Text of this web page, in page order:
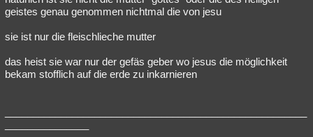
geistes genau genommen nichtmal die von jesu
sie ist nur die fleischlieche mutter
das heist sie war nur der gefäs geber wo jesus die möglichkeit
bekam stofflich auf die erde zu inkarnieren